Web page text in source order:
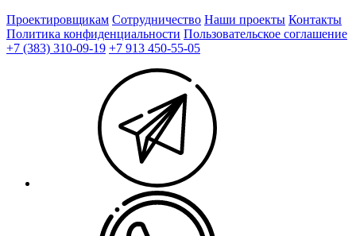
Проектировщикам Сотрудничество Наши проекты Контакты
Политика конфиденциальности Пользовательское соглашение
+7 (383) 310-09-19 +7 913 450-55-05